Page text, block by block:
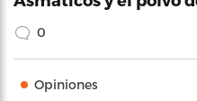
0
Opiniones